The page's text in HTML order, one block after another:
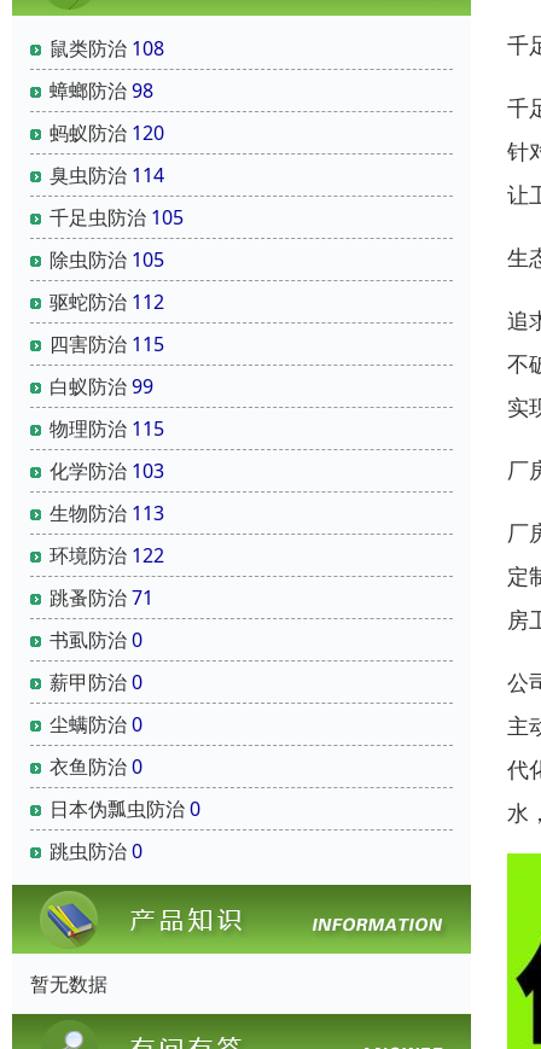
鼠类防治 108
蟑螂防治98
蚂蚁防治 120
臭虫防治 114
千足虫防治 105
除虫防治 105
驱蛇防治 112
四害防治 115
白蚁防治99
物理防治 115
化学防治 103
生物防治 113
环境防治 122
跳蚤防治71
书虱防治0
薪甲防治0
尘螨防治0
衣鱼防治0
日本伪瓢虫防治0
跳虫防治0
暂无数据
千
千
针
让
生
追
不
实
厂
厂
定
房
公
主
代
水